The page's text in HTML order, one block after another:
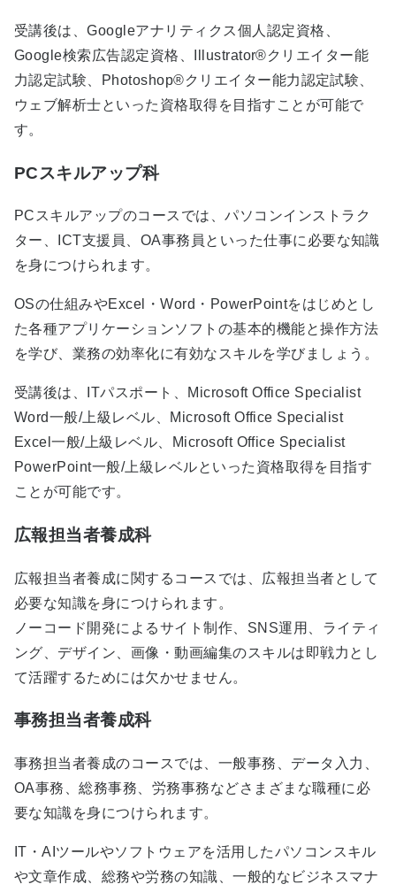
受講後は、Googleアナリティクス個人認定資格、
Google検索広告認定資格、Illustrator®クリエイター能
力認定試験、Photoshop®クリエイター能力認定試験、
ウェブ解析士といった資格取得を目指すことが可能で
す。
PCスキルアップ科
PCスキルアップのコースでは、パソコンインストラク
ター、ICT支援員、OA事務員といった仕事に必要な知識
を身につけられます。
OSの仕組みやExcel・Word・PowerPointをはじめとし
た各種アプリケーションソフトの基本的機能と操作方法
を学び、業務の効率化に有効なスキルを学びましょう。
受講後は、ITパスポート、Microsoft Office Specialist
Word一般/上級レベル、Microsoft Office Specialist
Excel一般/上級レベル、Microsoft Office Specialist
PowerPoint一般/上級レベルといった資格取得を目指す
ことが可能です。
広報担当者養成科
広報担当者養成に関するコースでは、広報担当者として
必要な知識を身につけられます。
ノーコード開発によるサイト制作、SNS運用、ライティ
ング、デザイン、画像・動画編集のスキルは即戦力とし
て活躍するためには欠かせません。
事務担当者養成科
事務担当者養成のコースでは、一般事務、データ入力、
OA事務、総務事務、労務事務などさまざまな職種に必
要な知識を身につけられます。
IT・AIツールやソフトウェアを活用したパソコンスキル
や文章作成、総務や労務の知識、一般的なビジネスマナ